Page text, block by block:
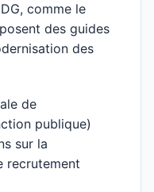
comme le
des guides
des
de
publique)
sur la
recrutement